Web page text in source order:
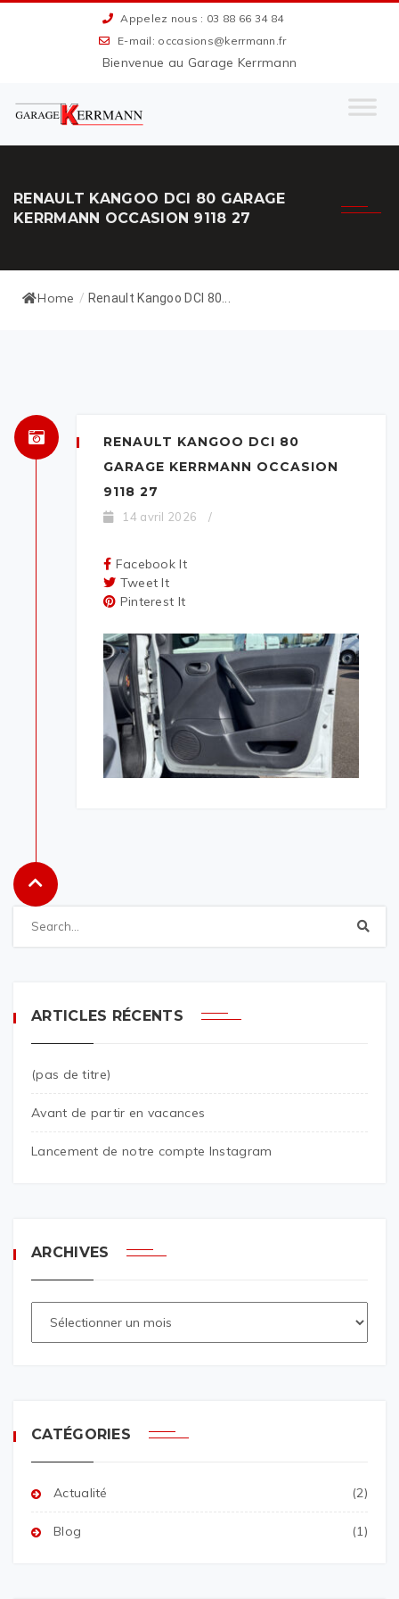
Appelez nous : 03 88 66 34 84
E-mail: occasions@kerrmann.fr
Bienvenue au Garage Kerrmann
RENAULT KANGOO DCI 80 GARAGE
KERRMANN OCCASION 9118 27
Home / Renault Kangoo DCI 80...
RENAULT KANGOO DCI 80
GARAGE KERRMANN OCCASION
9118 27
14 avril 2026 /
Facebook It
Tweet It
Pinterest It
ARTICLES RÉCENTS
(pas de titre)
Avant de partir en vacances
Lancement de notre compte Instagram
ARCHIVES
CATÉGORIES
Actualité (2)
Blog (1)